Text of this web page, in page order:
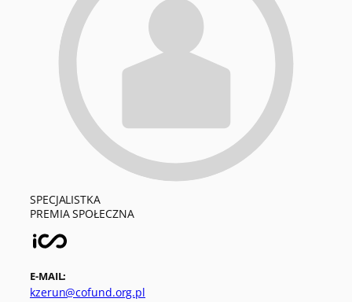
SPECJALISTKA
PREMIA SPOŁECZNA
E-MAIL:
kzerun@cofund.org.pl